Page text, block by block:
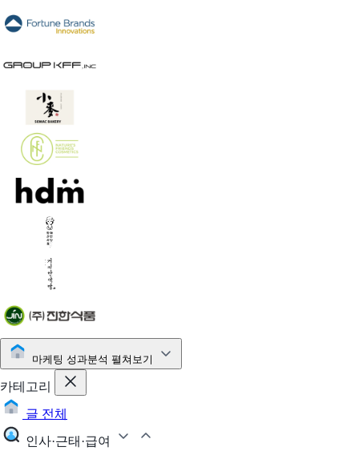
마케팅 성과분석 펼쳐보기
카테고리
글 전체
인사·근태·급여